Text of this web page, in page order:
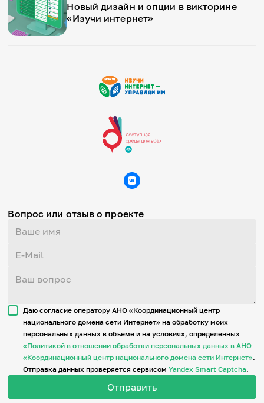
Новый дизайн и опции в викторине
«Изучи интернет»
Вопрос или отзыв о проекте
Даю согласие оператору АНО «Координационный центр
национального домена сети Интернет» на обработку моих
персональных данных в объеме и на условиях, определенных
«Политикой в отношении обработки персональных данных в АНО
«Координационный центр национального домена сети Интернет».
Отправка данных проверяется сервисомYandex Smart Captcha.